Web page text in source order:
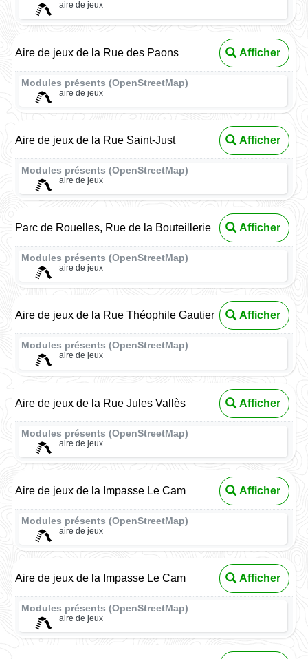
aire de jeux
Aire de jeux de la Rue des Paons Afficher
Modules présents (OpenStreetMap)
aire de jeux
Aire de jeux de la Rue Saint-Just Afficher
Modules présents (OpenStreetMap)
aire de jeux
Parc de Rouelles, Rue de la Bouteillerie Afficher
Modules présents (OpenStreetMap)
aire de jeux
Aire de jeux de la Rue Théophile Gautier Afficher
Modules présents (OpenStreetMap)
aire de jeux
Aire de jeux de la Rue Jules Vallès Afficher
Modules présents (OpenStreetMap)
aire de jeux
Aire de jeux de la Impasse Le Cam Afficher
Modules présents (OpenStreetMap)
aire de jeux
Aire de jeux de la Impasse Le Cam Afficher
Modules présents (OpenStreetMap)
aire de jeux